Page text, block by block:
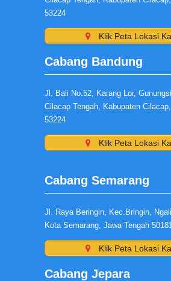
53224
Klik Peta Lokasi
Cabang Bandung
Jl. Bali No.52, Karang Lor,
Cilacap Tengah, Kabupaten
53224
Klik Peta Lokasi
Cabang Semarang
Jl. Raya Beringin, Kec.Bringin,
Kota Semarang, Jawa Tengah
Klik Peta Lokasi
Cabang Jepara